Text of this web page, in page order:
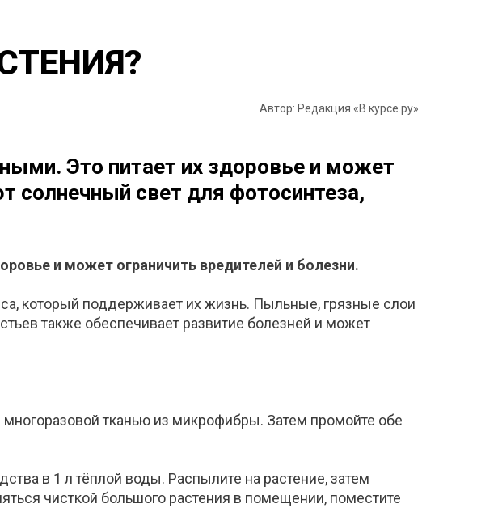
Автор: Редакция «В курсе.ру»
Это питает их здоровье и может
солнечный свет для фотосинтеза,
и может ограничить вредителей и болезни.
который поддерживает их жизнь. Пыльные, грязные слои
также обеспечивает развитие болезней и может
многоразовой тканью из микрофибры. Затем промойте обе
в 1 л тёплой воды. Распылите на растение, затем
чисткой большого растения в помещении, поместите